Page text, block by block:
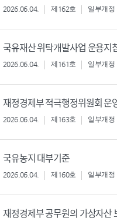
2026.06.04. 제162호 일부개정
국유재산 위탁개발사업 운용지
2026.06.04. 제161호 일부개정
재정경제부 적극행정위원회 운
2026.06.04. 제163호 일부개정
국유농지 대부기준
2026.06.04. 제160호 일부개정
재정경제부 공무원의 가상자산